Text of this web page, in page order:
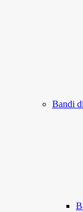
Bandi